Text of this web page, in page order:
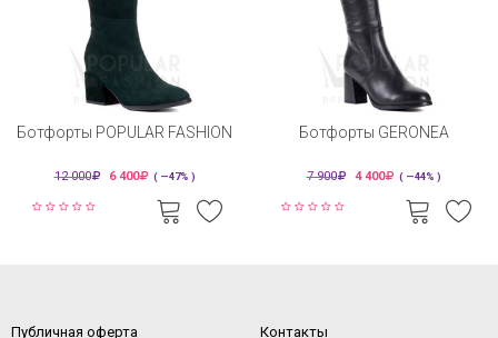
Ботфорты POPULAR FASHION
12 000 6 400 ( —47% )
Ботфорты GERONEA
7 900 4 400 ( —44% )
Публичная оферта Контакты